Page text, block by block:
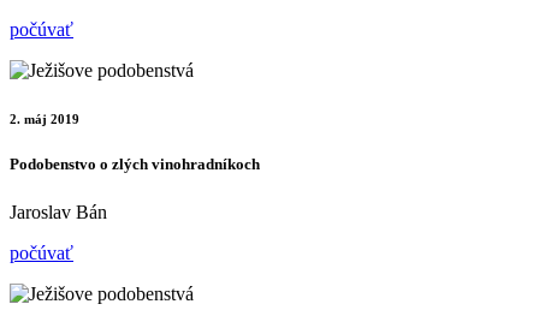
počúvať
2. máj 2019
Podobenstvo o zlých vinohradníkoch
Jaroslav Bán
počúvať